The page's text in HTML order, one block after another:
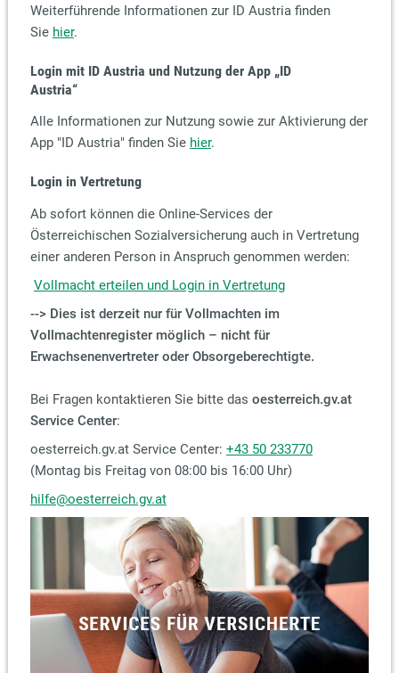
Weiterführende Informationen zur ID Austria finden
Sie hier.
Login mit ID Austria und Nutzung der App „ID
Austria“
Alle Informationen zur Nutzung sowie zur Aktivierung der
App "ID Austria" finden Sie hier.
Login in Vertretung
Ab sofort können die Online-Services der
Österreichischen Sozialversicherung auch in Vertretung
einer anderen Person in Anspruch genommen werden:
Vollmacht erteilen und Login in Vertretung
--> Dies ist derzeit nur für Vollmachten im
Vollmachtenregister möglich – nicht für
Erwachsenenvertreter oder Obsorgeberechtigte.
Bei Fragen kontaktieren Sie bitte das oesterreich.gv.at
Service Center:
oesterreich.gv.at Service Center: +43 50 233770
(Montag bis Freitag von 08:00 bis 16:00 Uhr)
hilfe@oesterreich.gv.at